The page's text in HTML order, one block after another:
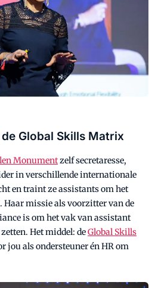
Global Skills Matrix
Monumentzelf secretaresse,
in verschillende internationale
en traint ze assistants om het
Haar missie als voorzitter van de
is om het vak van assistant
Het middel: deGlobal Skills
jou als ondersteuner én HR om